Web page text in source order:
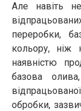
Але навіть
переробки,
кольору, ніж
наявністю
базова
обробки,